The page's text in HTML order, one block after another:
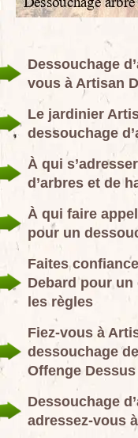
Dessouchage
vous à Artisan
Le jardinier
dessouchage
À qui
d’arbres et de
À qui faire
pour un
Faites
Debard pour un
les règles
Fiez-vous à
dessouchage
Offenge Dessus
Dessouchage
adressez-vous